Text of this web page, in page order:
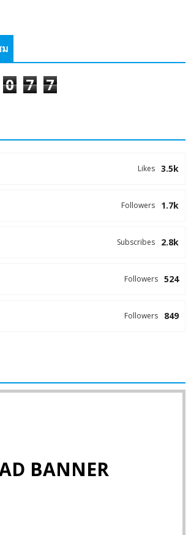
ม
0 7 7
3.5k
Likes
1.7k
Followers
2.8k
Subscribes
524
Followers
849
Followers
BANNER